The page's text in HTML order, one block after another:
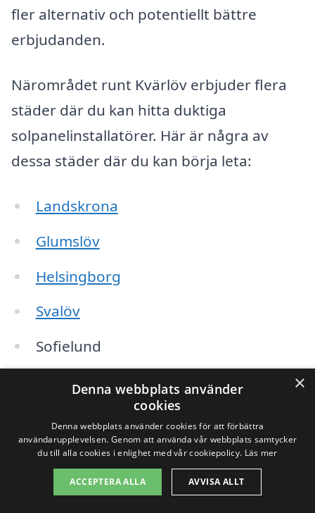
fler alternativ och potentiellt bättre
erbjudanden.
Närområdet runt Kvärlöv erbjuder flera
städer där du kan hitta duktiga
solpanelinstallatörer. Här är några av
dessa städer där du kan börja leta:
Landskrona
Glumslöv
Helsingborg
Svalöv
Sofielund
Höganäs
Ödåkra
×
Denna webbplats använder
cookies
Denna webbplats använder cookies för att förbättra
användarupplevelsen. Genom att använda vår webbplats samtycker
du till alla cookies i enlighet med vår cookiepolicy. Läs mer
ACCEPTERA ALLA AVVISA ALLT